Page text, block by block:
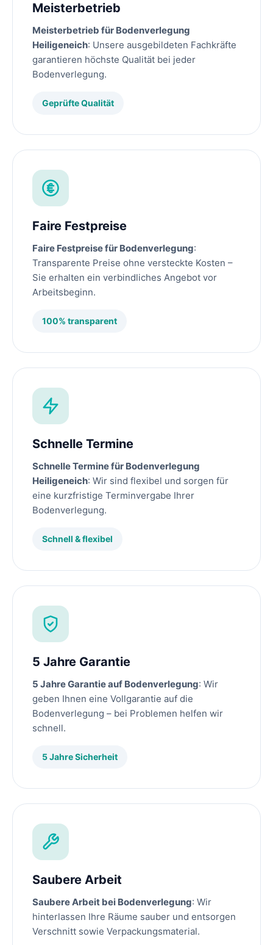
Meisterbetrieb
Meisterbetrieb für Bodenverlegung
Heiligeneich: Unsere ausgebildeten Fachkräfte
garantieren höchste Qualität bei jeder
Bodenverlegung.
Geprüfte Qualität
Faire Festpreise
Faire Festpreise für Bodenverlegung:
Transparente Preise ohne versteckte Kosten –
Sie erhalten ein verbindliches Angebot vor
Arbeitsbeginn.
100% transparent
Schnelle Termine
Schnelle Termine für Bodenverlegung
Heiligeneich: Wir sind flexibel und sorgen für
eine kurzfristige Terminvergabe Ihrer
Bodenverlegung.
Schnell & flexibel
5 Jahre Garantie
5 Jahre Garantie auf Bodenverlegung: Wir
geben Ihnen eine Vollgarantie auf die
Bodenverlegung – bei Problemen helfen wir
schnell.
5 Jahre Sicherheit
Saubere Arbeit
Saubere Arbeit bei Bodenverlegung: Wir
hinterlassen Ihre Räume sauber und entsorgen
Verschnitt sowie Verpackungsmaterial.